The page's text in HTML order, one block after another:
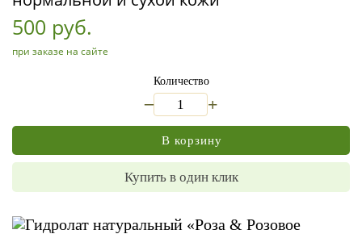
500 руб.
при заказе на сайте
Количество
+
В корзину
Купить в один клик